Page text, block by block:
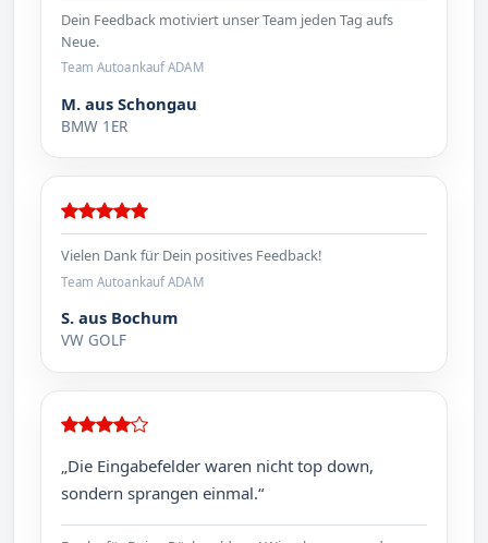
Dein Feedback motiviert unser Team jeden Tag aufs
Neue.
Team Autoankauf ADAM
M. aus Schongau
BMW 1ER
Vielen Dank für Dein positives Feedback!
Team Autoankauf ADAM
S. aus Bochum
VW GOLF
„Die Eingabefelder waren nicht top down,
sondern sprangen einmal.“